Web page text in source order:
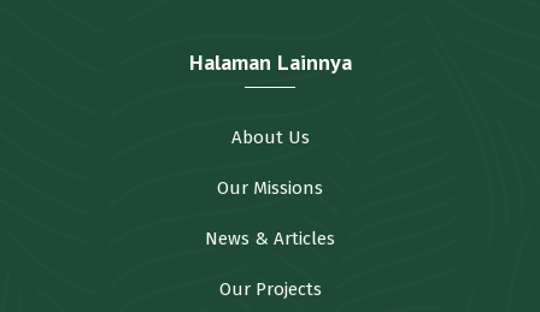
Halaman Lainnya
About Us
Our Missions
News & Articles
Our Projects